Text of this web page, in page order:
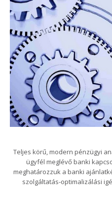
Teljes körű, modern pénzügyi
ügyfél meglévő banki
meghatározzuk a banki
szolgáltatás-optimalizálási